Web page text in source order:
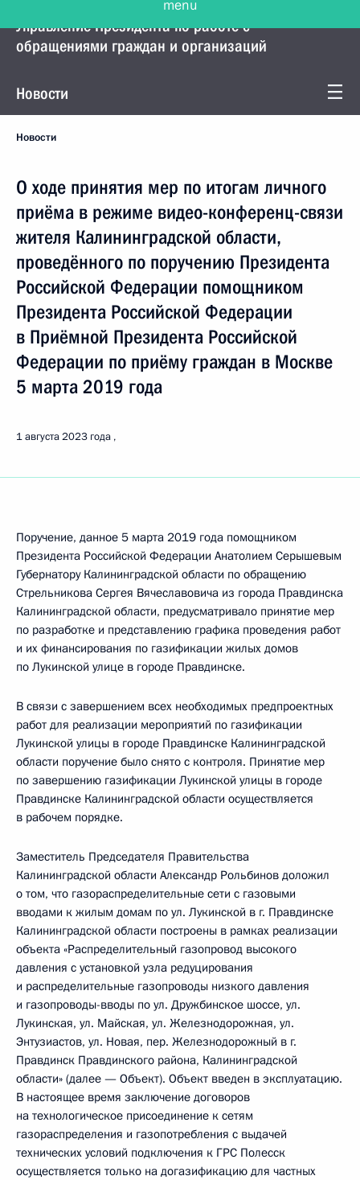
Управление Президента по работе с
обращениями граждан и организаций
Новости
Новости
О ходе принятия мер по итогам личного
приёма в режиме видео-конференц-связи
жителя Калининградской области,
проведённого по поручению Президента
Российской Федерации помощником
Президента Российской Федерации
в Приёмной Президента Российской
Федерации по приёму граждан в Москве
5 марта 2019 года
1 августа 2023 года
Поручение, данное 5 марта 2019 года помощником
Президента Российской Федерации Анатолием Серышевым
Губернатору Калининградской области по обращению
Стрельникова Сергея Вячеславовича из города Правдинска
Калининградской области, предусматривало принятие мер
по разработке и представлению графика проведения работ
и их финансирования по газификации жилых домов
по Лукинской улице в городе Правдинске.
В связи с завершением всех необходимых предпроектных
работ для реализации мероприятий по газификации
Лукинской улицы в городе Правдинске Калининградской
области поручение было снято с контроля. Принятие мер
по завершению газификации Лукинской улицы в городе
Правдинске Калининградской области осуществляется
в рабочем порядке.
Заместитель Председателя Правительства
Калининградской области Александр Рольбинов доложил
о том, что газораспределительные сети с газовыми
вводами к жилым домам по ул. Лукинской в г. Правдинске
Калининградской области построены в рамках реализации
объекта «Распределительный газопровод высокого
давления с установкой узла редуцирования
и распределительные газопроводы низкого давления
и газопроводы-вводы по ул. Дружбинское шоссе, ул.
Лукинская, ул. Майская, ул. Железнодорожная, ул.
Энтузиастов, ул. Новая, пер. Железнодорожный в г.
Правдинск Правдинского района, Калининградской
области» (далее — Объект). Объект введен в эксплуатацию.
В настоящее время заключение договоров
на технологическое присоединение к сетям
газораспределения и газопотребления с выдачей
технических условий подключения к ГРС Полесск
осуществляется только на догазификацию для частных